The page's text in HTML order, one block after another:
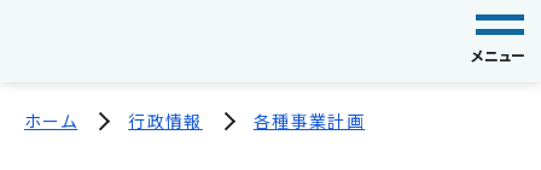
メニュー
ホーム 行政情報 各種事業計画